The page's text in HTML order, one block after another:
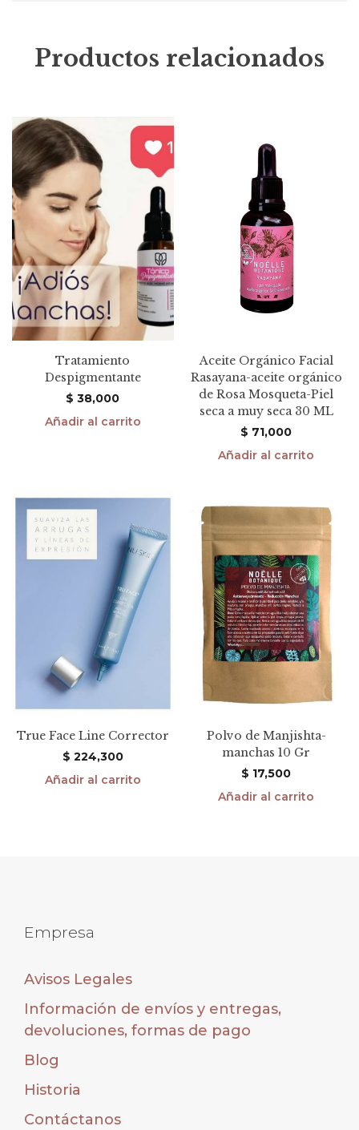
Productos relacionados
Tratamiento
Despigmentante
$ 38,000
Añadir al carrito
Aceite Orgánico Facial
Rasayana-aceite orgánico
de Rosa Mosqueta-Piel
seca a muy seca 30 ML
$ 71,000
Añadir al carrito
True Face Line Corrector
$ 224,300
Añadir al carrito
Polvo de Manjishta-
manchas 10 Gr
$ 17,500
Añadir al carrito
Empresa
Avisos Legales
Información de envíos y entregas,
devoluciones, formas de pago
Blog
Historia
Contáctanos